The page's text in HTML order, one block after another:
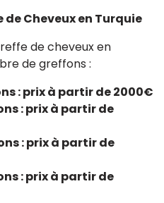
Cheveux en Turquie
de cheveux en
de greffons :
: prix à partir de2000€
: prix à partir de
: prix à partir de
: prix à partir de